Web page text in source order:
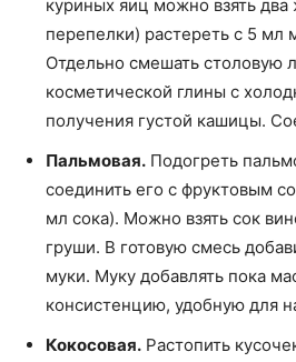
куриных яиц можно взять два
перепелки) растереть с 5 мл
Отдельно смешать столовую
косметической глины с
получения густой кашицы.
Пальмовая. Подогреть
соединить его с фруктовым
мл сока). Можно взять сок
груши. В готовую смесь
муки. Муку добавлять пока
консистенцию, удобную для
Кокосовая. Растопить